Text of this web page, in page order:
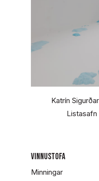
Katrín
Listasafn
VINNUSTOFA
Minningar